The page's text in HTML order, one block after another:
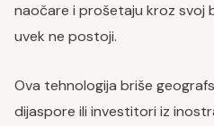
naočare i prošetaju kroz svoj
uvek ne postoji.
Ova tehnologija briše
dijaspore ili investitori iz